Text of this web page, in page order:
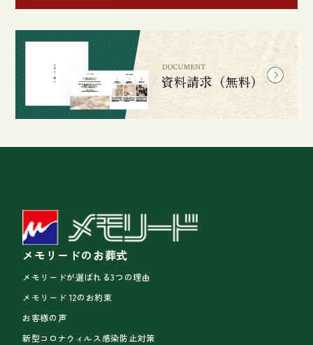
メモリードのお葬式
メモリードが選ばれる3つの理由
メモリード 12のお約束
お客様の声
新型コロナウィルス感染防止対策